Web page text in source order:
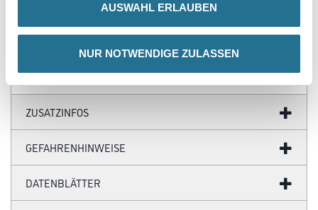
AUSWAHL ERLAUBEN
NUR NOTWENDIGE ZULASSEN
- Länge 2,50 m, VE = 10 Stück, VE Hamburger Stil 80 = 6 Stück, VE
- TFC totally chlorine-free
ZUSATZINFOS
GEFAHRENHINWEISE
DATENBLÄTTER